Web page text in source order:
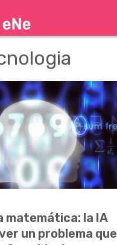
matemática: la IA
un problema que